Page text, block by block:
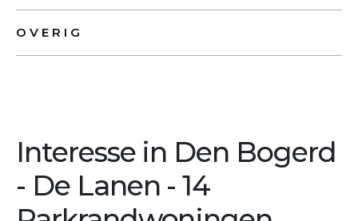
OVERIG
Interesse in Den Bogerd
- De Lanen - 14